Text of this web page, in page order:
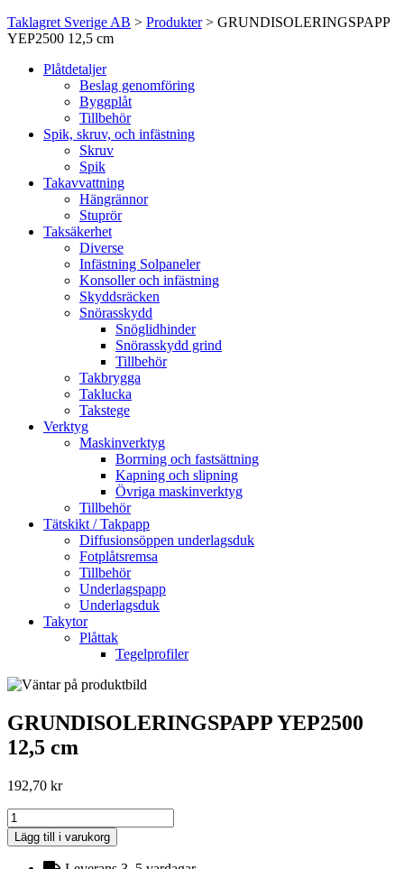
Taklagret Sverige AB > Produkter> GRUNDISOLERINGSPAPP
YEP2500 12,5 cm
Plåtdetaljer
Beslag genomföring
Byggplåt
Tillbehör
Spik, skruv, och infästning
Skruv
Spik
Takavvattning
Hängrännor
Stuprör
Taksäkerhet
Diverse
Infästning Solpaneler
Konsoller och infästning
Skyddsräcken
Snörasskydd
Snöglidhinder
Snörasskydd grind
Tillbehör
Takbrygga
Taklucka
Takstege
Verktyg
Maskinverktyg
Borrning och fastsättning
Kapning och slipning
Övriga maskinverktyg
Tillbehör
Tätskikt / Takpapp
Diffusionsöppen underlagsduk
Fotplåtsremsa
Tillbehör
Underlagspapp
Underlagsduk
Takytor
Plåttak
Tegelprofiler
GRUNDISOLERINGSPAPP YEP2500
12,5 cm
192,70 kr
GRUNDISOLERINGSPAPP
YEP2500
12,5
Lägg till i varukorg